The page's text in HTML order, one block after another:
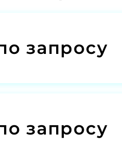
запросу
запросу